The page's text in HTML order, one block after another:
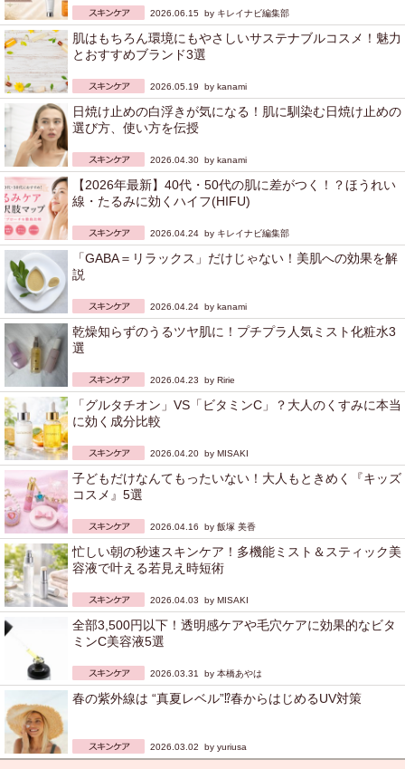
2026.06.15 by キレイナビ編集部
肌はもちろん環境にもやさしいサステナブルコスメ！魅力
とおすすめブランド3選
2026.05.19 by kanami
日焼け止めの白浮きが気になる！肌に馴染む日焼け止めの
選び方、使い方を伝授
2026.04.30 by kanami
【2026年最新】40代・50代の肌に差がつく！？ほうれい
線・たるみに効くハイフ(HIFU)
2026.04.24 by キレイナビ編集部
「GABA＝リラックス」だけじゃない！美肌への効果を解
説
2026.04.24 by kanami
乾燥知らずのうるツヤ肌に！プチプラ人気ミスト化粧水3
選
2026.04.23 by Ririe
「グルタチオン」VS「ビタミンC」？大人のくすみに本当
に効く成分比較
2026.04.20 by MISAKI
子どもだけなんてもったいない！大人もときめく『キッズ
コスメ』5選
2026.04.16 by 飯塚 美香
忙しい朝の秒速スキンケア！多機能ミスト＆スティック美
容液で叶える若見え時短術
2026.04.03 by MISAKI
全部3,500円以下！透明感ケアや毛穴ケアに効果的なビタ
ミンC美容液5選
2026.03.31 by 本橋あやは
春の紫外線は “真夏レベル”⁉︎春からはじめるUV対策
2026.03.02 by yuriusa